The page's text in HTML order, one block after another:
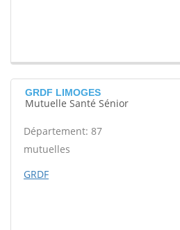
GRDF LIMOGES
Mutuelle Santé Sénior
Département: 87
mutuelles
GRDF